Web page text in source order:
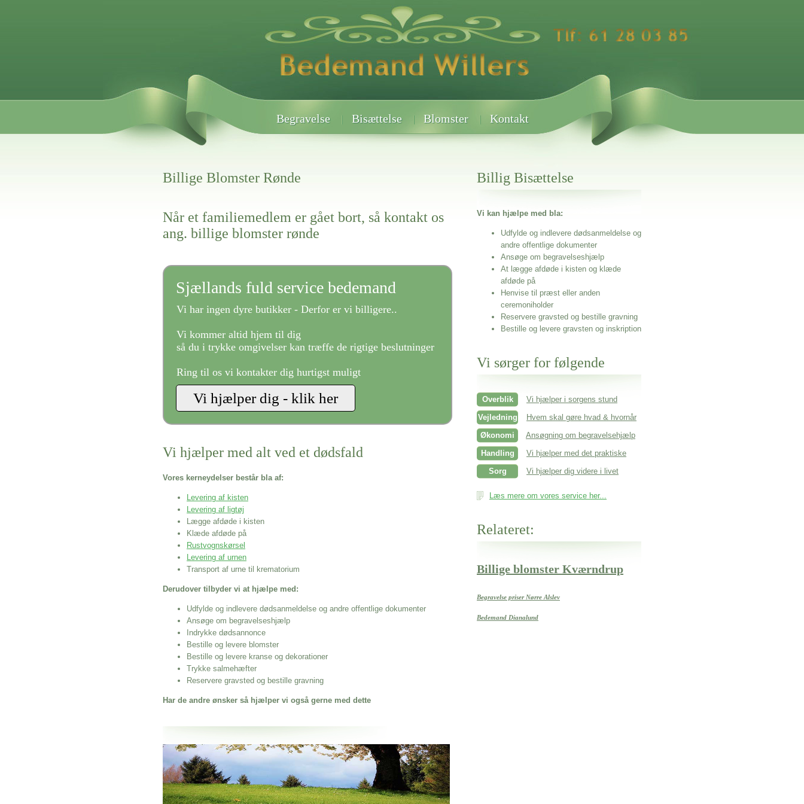
Begravelse Bisættelse Blomster Kontakt
Billige Blomster Rønde
Når et familiemedlem er gået bort, så kontakt os
ang. billige blomster rønde
Sjællands fuld service bedemand
Vi har ingen dyre butikker - Derfor er vi billigere..
Vi kommer altid hjem til dig
så du i trykke omgivelser kan træffe de rigtige beslutninger
Ring til os vi kontakter dig hurtigst muligt
Vi hjælper med alt ved et dødsfald
Vores kerneydelser består bla af:
Levering af kisten
Levering af ligtøj
Lægge afdøde i kisten
Klæde afdøde på
Rustvognskørsel
Levering af urnen
Transport af urne til krematorium
Derudover tilbyder vi at hjælpe med:
Udfylde og indlevere dødsanmeldelse og andre offentlige dokumenter
Ansøge om begravelseshjælp
Indrykke dødsannonce
Bestille og levere blomster
Bestille og levere kranse og dekorationer
Trykke salmehæfter
Reservere gravsted og bestille gravning
Har de andre ønsker så hjælper vi også gerne med dette
Her hos os får du altid en god afslutning når det gælder
Billige Blomster Rønde
vi hjælper i alle faser af begravelsel
Billig Bisættelse
Vi kan hjælpe med bla:
Udfylde og indlevere dødsanmeldelse og
andre offentlige dokumenter
Ansøge om begravelseshjælp
At lægge afdøde i kisten og klæde
afdøde på
Henvise til præst eller anden
ceremoniholder
Reservere gravsted og bestille gravning
Bestille og levere gravsten og inskription
Vi sørger for følgende
Overblik
Vi hjælper i sorgens stund
Vejledning
Hvem skal gøre hvad & hvornår
Økonomi
Ansøgning om begravelsehjælp
Handling
Vi hjælper med det praktiske
Sorg
Vi hjælper dig videre i livet
Læs mere om vores service her...
Relateret:
Billige blomster Kværndrup
Begravelse priser Nørre Alslev
Bedemand Dianalund